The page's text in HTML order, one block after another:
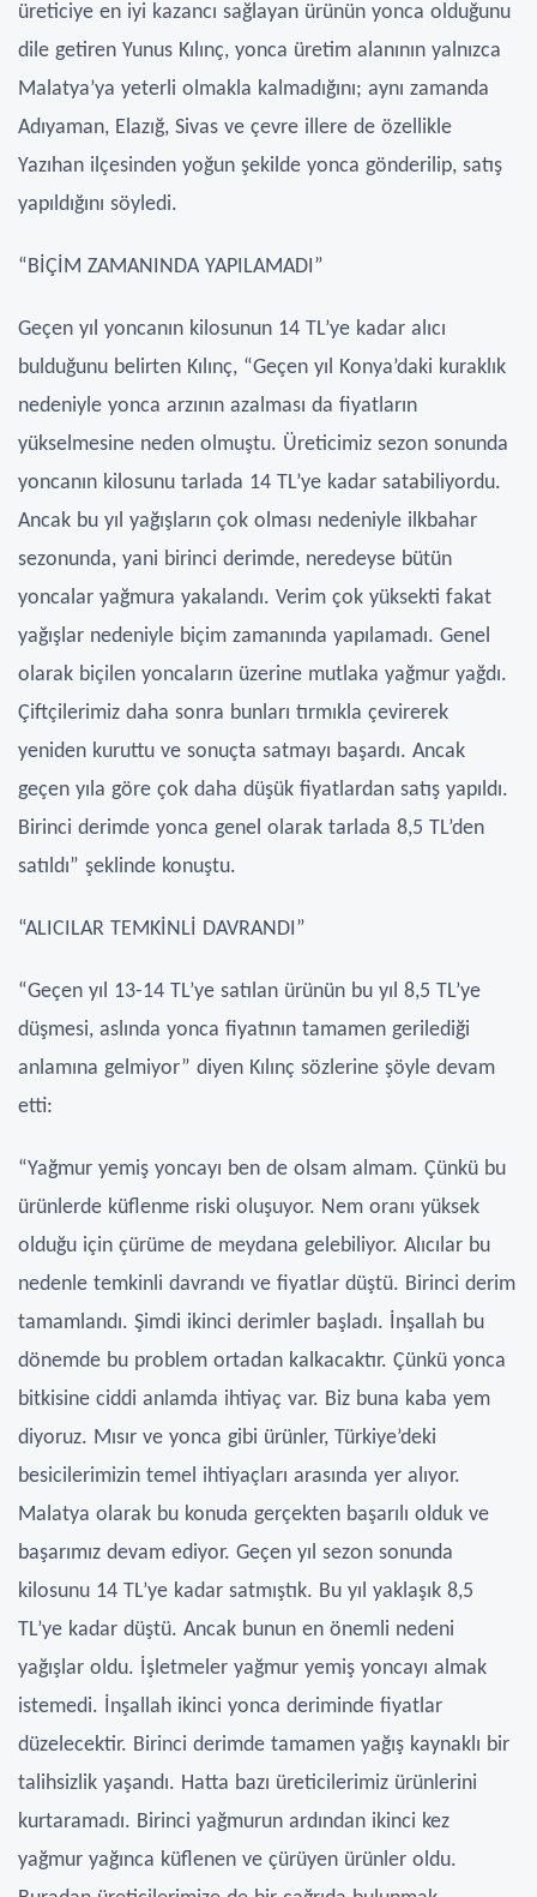
üreticiye en iyi kazancı sağlayan ürünün yonca olduğunu
dile getiren Yunus Kılınç, yonca üretim alanının yalnızca
Malatya’ya yeterli olmakla kalmadığını; aynı zamanda
Adıyaman, Elazığ, Sivas ve çevre illere de özellikle
Yazıhan ilçesinden yoğun şekilde yonca gönderilip, satış
yapıldığını söyledi.
“BİÇİM ZAMANINDA YAPILAMADI”
Geçen yıl yoncanın kilosunun 14 TL’ye kadar alıcı
bulduğunu belirten Kılınç, “Geçen yıl Konya’daki kuraklık
nedeniyle yonca arzının azalması da fiyatların
yükselmesine neden olmuştu. Üreticimiz sezon sonunda
yoncanın kilosunu tarlada 14 TL’ye kadar satabiliyordu.
Ancak bu yıl yağışların çok olması nedeniyle ilkbahar
sezonunda, yani birinci derimde, neredeyse bütün
yoncalar yağmura yakalandı. Verim çok yüksekti fakat
yağışlar nedeniyle biçim zamanında yapılamadı. Genel
olarak biçilen yoncaların üzerine mutlaka yağmur yağdı.
Çiftçilerimiz daha sonra bunları tırmıkla çevirerek
yeniden kuruttu ve sonuçta satmayı başardı. Ancak
geçen yıla göre çok daha düşük fiyatlardan satış yapıldı.
Birinci derimde yonca genel olarak tarlada 8,5 TL’den
satıldı” şeklinde konuştu.
“ALICILAR TEMKİNLİ DAVRANDI”
“Geçen yıl 13-14 TL’ye satılan ürünün bu yıl 8,5 TL’ye
düşmesi, aslında yonca fiyatının tamamen gerilediği
anlamına gelmiyor” diyen Kılınç sözlerine şöyle devam
etti:
“Yağmur yemiş yoncayı ben de olsam almam. Çünkü bu
ürünlerde küflenme riski oluşuyor. Nem oranı yüksek
olduğu için çürüme de meydana gelebiliyor. Alıcılar bu
nedenle temkinli davrandı ve fiyatlar düştü. Birinci derim
tamamlandı. Şimdi ikinci derimler başladı. İnşallah bu
dönemde bu problem ortadan kalkacaktır. Çünkü yonca
bitkisine ciddi anlamda ihtiyaç var. Biz buna kaba yem
diyoruz. Mısır ve yonca gibi ürünler, Türkiye’deki
besicilerimizin temel ihtiyaçları arasında yer alıyor.
Malatya olarak bu konuda gerçekten başarılı olduk ve
başarımız devam ediyor. Geçen yıl sezon sonunda
kilosunu 14 TL’ye kadar satmıştık. Bu yıl yaklaşık 8,5
TL’ye kadar düştü. Ancak bunun en önemli nedeni
yağışlar oldu. İşletmeler yağmur yemiş yoncayı almak
istemedi. İnşallah ikinci yonca deriminde fiyatlar
düzelecektir. Birinci derimde tamamen yağış kaynaklı bir
talihsizlik yaşandı. Hatta bazı üreticilerimiz ürünlerini
kurtaramadı. Birinci yağmurun ardından ikinci kez
yağmur yağınca küflenen ve çürüyen ürünler oldu.